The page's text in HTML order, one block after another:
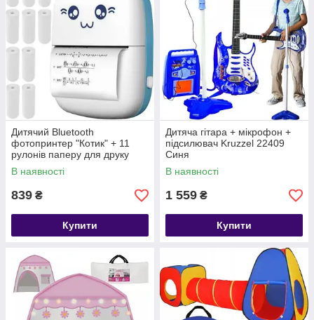
Дитячий Bluetooth
фотопринтер "Котик" + 11
рулонів паперу для друку
Izoxis (22272)
В наявності
839 ₴
Купити
Дитяча гітара + мікрофон +
підсилювач Kruzzel 22409
Синя
В наявності
1 559 ₴
Купити